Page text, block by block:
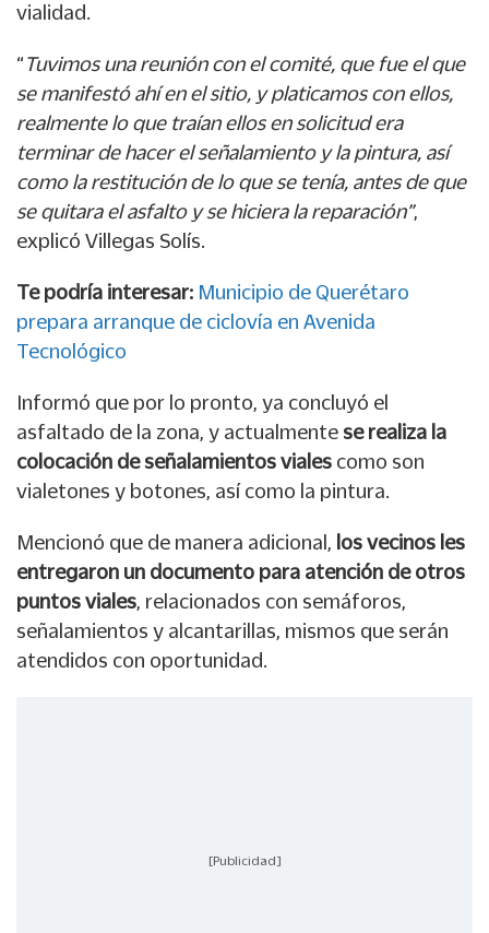
vialidad.
“ Tuvimos una reunión con el comité, que fue el que
se manifestó ahí en el sitio, y platicamos con ellos,
realmente lo que traían ellos en solicitud era
terminar de hacer el señalamiento y la pintura, así
como la restitución de lo que se tenía, antes de que
se quitara el asfalto y se hiciera la reparación”,
explicó Villegas Solís.
Te podría interesar: Municipio de Querétaro
prepara arranque de ciclovía en Avenida
Tecnológico
Informó que por lo pronto, ya concluyó el
asfaltado de la zona, y actualmente se realiza la
colocación de señalamientos viales como son
vialetones y botones, así como la pintura.
Mencionó que de manera adicional, los vecinos les
entregaron un documento para atención de otros
puntos viales, relacionados con semáforos,
señalamientos y alcantarillas, mismos que serán
atendidos con oportunidad.
[Publicidad]